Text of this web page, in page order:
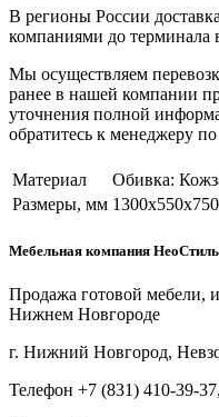
В регионы России
компаниями до терминала
Мы осуществляем
ранее в нашей компании
уточнения полной
обратитесь к менеджеру по
Материал
Обивка:
Размеры, мм 1300х550х750
Мебельная компания НеоСтиль
Продажа готовой мебели,
Нижнем Новгороде
г. Нижний Новгород,
Телефон +7 (831) 410-39-